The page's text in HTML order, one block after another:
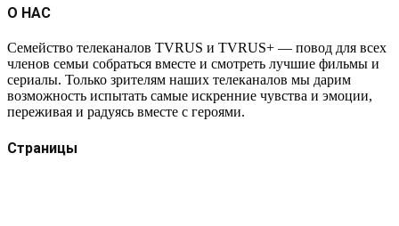
О НАС
Семейство телеканалов TVRUS и TVRUS+ — повод для всех
членов семьи собраться вместе и смотреть лучшие фильмы и
сериалы. Только зрителям наших телеканалов мы дарим
возможность испытать самые искренние чувства и эмоции,
переживая и радуясь вместе с героями.
Страницы